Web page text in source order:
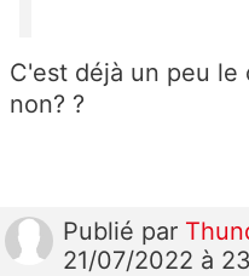
C'est déjà un peu le
non? ?
Publié par
21/07/2022 à